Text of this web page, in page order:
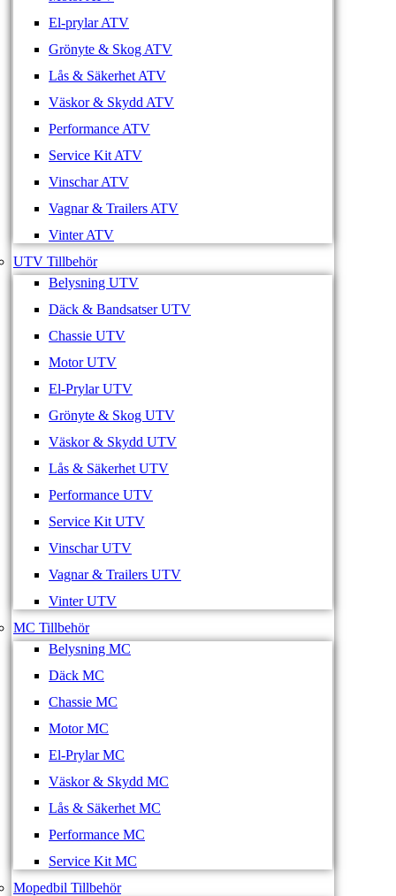
El-prylar ATV
Grönyte & Skog ATV
Lås & Säkerhet ATV
Väskor & Skydd ATV
Performance ATV
Service Kit ATV
Vinschar ATV
Vagnar & Trailers ATV
Vinter ATV
UTV Tillbehör
Belysning UTV
Däck & Bandsatser UTV
Chassie UTV
Motor UTV
El-Prylar UTV
Grönyte & Skog UTV
Väskor & Skydd UTV
Lås & Säkerhet UTV
Performance UTV
Service Kit UTV
Vinschar UTV
Vagnar & Trailers UTV
Vinter UTV
MC Tillbehör
Belysning MC
Däck MC
Chassie MC
Motor MC
El-Prylar MC
Väskor & Skydd MC
Lås & Säkerhet MC
Performance MC
Service Kit MC
Mopedbil Tillbehör